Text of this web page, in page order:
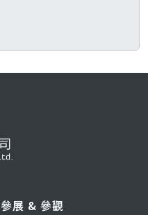
參展 & 參觀